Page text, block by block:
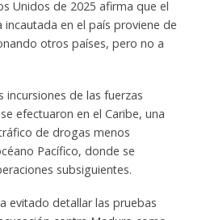
Unidos de 2025 afirma que el
incautada en el país proviene de
otros países, pero no a
incursiones de las fuerzas
efectuaron en el Caribe, una
de drogas menos
Pacífico, donde se
subsiguientes.
evitado detallar las pruebas